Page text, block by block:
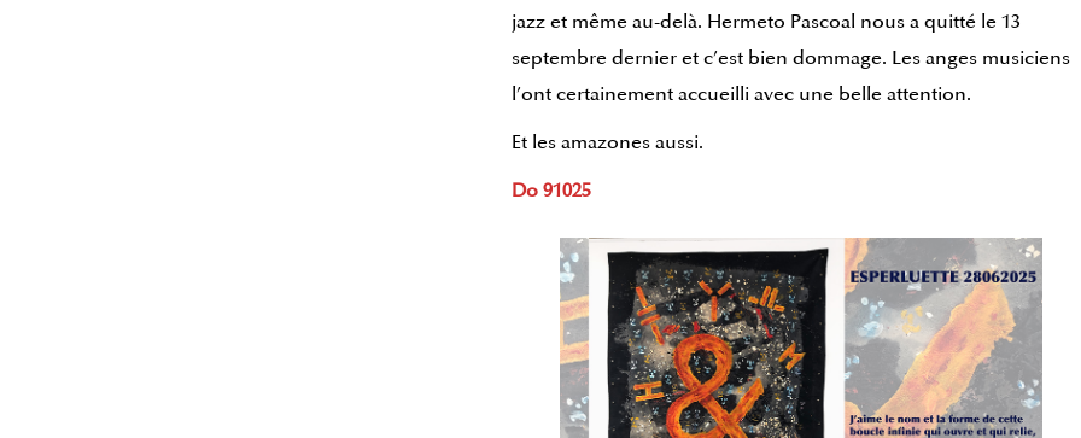
jazz et même au-delà. Hermeto Pascoal nous a quitté le 13
septembre dernier et c’est bien dommage. Les anges musiciens
l’ont certainement accueilli avec une belle attention.
Et les amazones aussi.
Do 91025